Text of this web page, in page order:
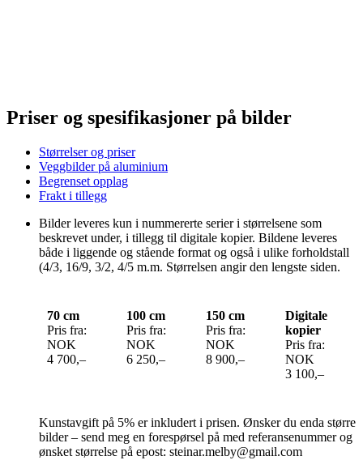
Priser og spesifikasjoner på bilder
Størrelser og priser
Veggbilder på aluminium
Begrenset opplag
Frakt i tillegg
Bilder leveres kun i nummererte serier i størrelsene som
beskrevet under, i tillegg til digitale kopier. Bildene leveres
både i liggende og stående format og også i ulike forholdstall
(4/3, 16/9, 3/2, 4/5 m.m. Størrelsen angir den lengste siden.
70 cm
Pris fra:
NOK
4 700,–
100 cm
Pris fra:
NOK
6 250,–
150 cm
Pris fra:
NOK
8 900,–
Digitale
kopier
Pris fra:
NOK
3 100,–
Kunstavgift på 5% er inkludert i prisen. Ønsker du enda større
bilder – send meg en forespørsel på med referansenummer og
ønsket størrelse på epost: steinar.melby@gmail.com